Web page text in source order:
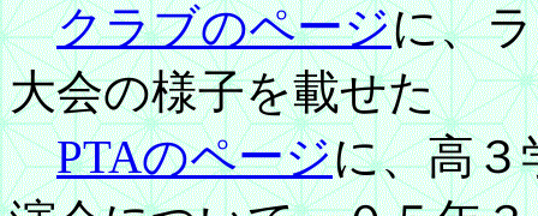
クラブのページに、
大会の様子を載せた
PTAのページに、高３